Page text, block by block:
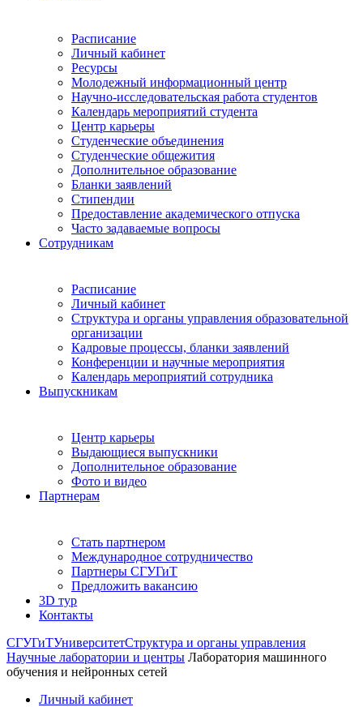
Расписание
Личный кабинет
Ресурсы
Молодежный информационный центр
Научно-исследовательская работа студентов
Календарь мероприятий студента
Центр карьеры
Студенческие объединения
Студенческие общежития
Дополнительное образование
Бланки заявлений
Стипендии
Предоставление академического отпуска
Часто задаваемые вопросы
Сотрудникам
Расписание
Личный кабинет
Структура и органы управления образовательной
организации
Кадровые процессы, бланки заявлений
Конференции и научные мероприятия
Календарь мероприятий сотрудника
Выпускникам
Центр карьеры
Выдающиеся выпускники
Дополнительное образование
Фото и видео
Партнерам
Стать партнером
Международное сотрудничество
Партнеры СГУГиТ
Предложить вакансию
3D тур
Контакты
СГУГиТУниверситетСтруктура и органы управления
Научные лаборатории и центры Лаборатория машинного
обучения и нейронных сетей
Личный кабинет